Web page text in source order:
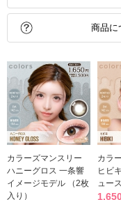
商品に
カラーズマンスリー
ハニーグロス 一条響
イメージモデル （2枚
入り）
カラ
ヒビ
ュー